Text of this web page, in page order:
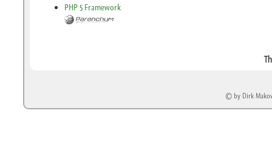
PHP 5 Framework
© by Dirk